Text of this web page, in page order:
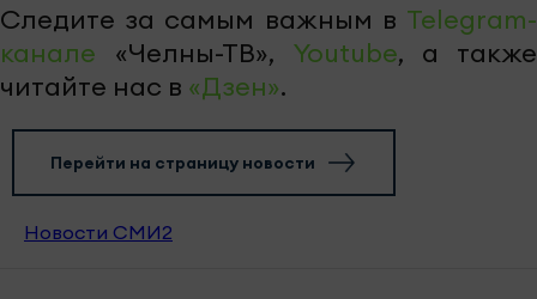
Следите за самым важным в Telegram-
канале «Челны-ТВ», Youtube, а также
читайте нас в «Дзен».
Перейти на страницу новости
Новости СМИ2